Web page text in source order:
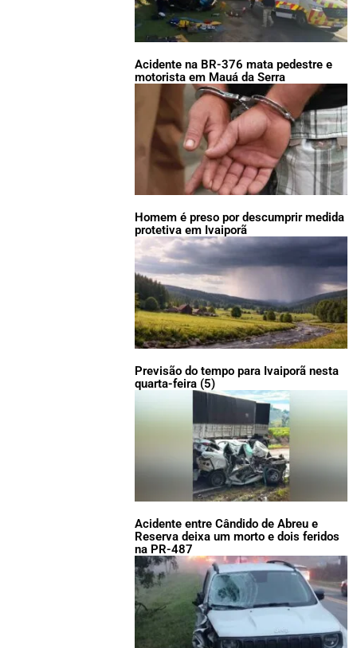
Acidente na BR-376 mata pedestre e
motorista em Mauá da Serra
Homem é preso por descumprir medida
protetiva em Ivaiporã
Previsão do tempo para Ivaiporã nesta
quarta-feira (5)
Acidente entre Cândido de Abreu e
Reserva deixa um morto e dois feridos
na PR-487